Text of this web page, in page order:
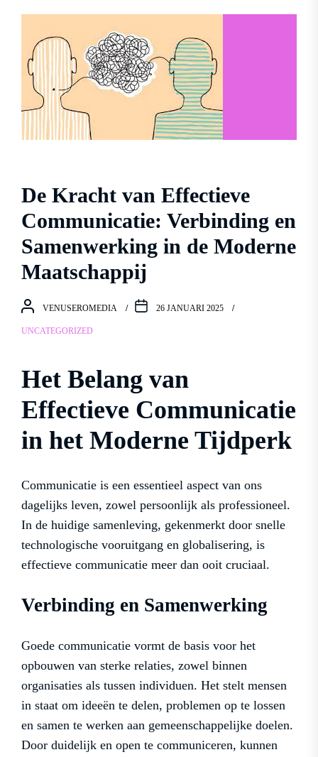
De Kracht van Effectieve
Communicatie: Verbinding en
Samenwerking in de Moderne
Maatschappij
VENUSEROMEDIA 26 JANUARI 2025
UNCATEGORIZED
Het Belang van
Effectieve Communicatie
in het Moderne Tijdperk
Communicatie is een essentieel aspect van ons
dagelijks leven, zowel persoonlijk als professioneel.
In de huidige samenleving, gekenmerkt door snelle
technologische vooruitgang en globalisering, is
effectieve communicatie meer dan ooit cruciaal.
Verbinding en Samenwerking
Goede communicatie vormt de basis voor het
opbouwen van sterke relaties, zowel binnen
organisaties als tussen individuen. Het stelt mensen
in staat om ideeën te delen, problemen op te lossen
en samen te werken aan gemeenschappelijke doelen.
Door duidelijk en open te communiceren, kunnen